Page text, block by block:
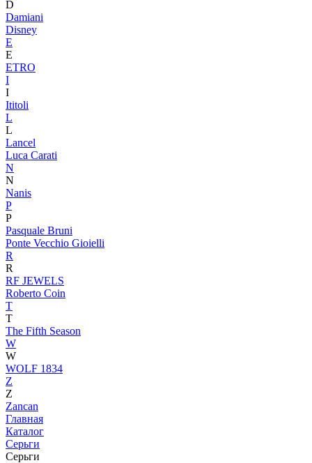
D
Damiani
Disney
E
E
ETRO
I
I
Ititoli
L
L
Lancel
Luca Carati
N
N
Nanis
P
P
Pasquale Bruni
Ponte Vecchio Gioielli
R
R
RF JEWELS
Roberto Coin
T
T
The Fifth Season
W
W
WOLF 1834
Z
Z
Zancan
Главная
Каталог
Серьги
Серьги